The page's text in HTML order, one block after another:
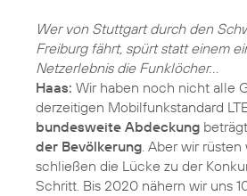
Wer von Stuttgart durch den
Freiburg fährt, spürt statt einem
Netzerlebnis die Funklöcher. . .
Haas: Wir haben noch nicht alle
derzeitigen Mobilfunkstandard
bundesweite Abdeckung
der Bevölkerung. Aber wir
schließen die Lücke zu der
Schritt. Bis 2020 nähern wir uns